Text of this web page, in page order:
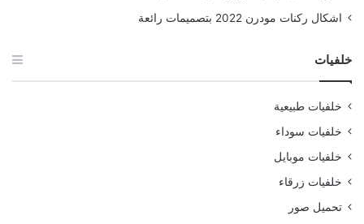
اشكال ركنات مودرن 2022 بتصميمات رائعة
خلفيات
خلفيات طبيعية
خلفيات سوداء
خلفيات موبايل
خلفيات زرقاء
تحميل صور